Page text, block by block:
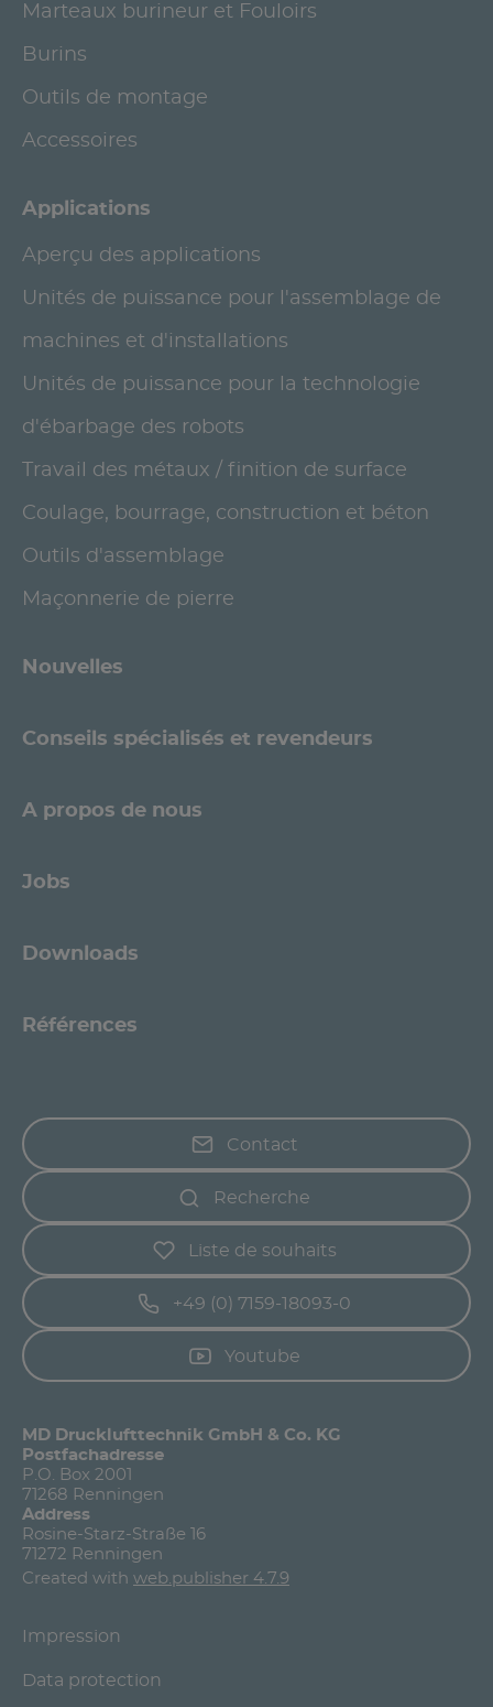
Marteaux burineur et Fouloirs
Burins
Outils de montage
Accessoires
Applications
Aperçu des applications
Unités de puissance pour l'assemblage de
machines et d'installations
Unités de puissance pour la technologie
d'ébarbage des robots
Travail des métaux / finition de surface
Coulage, bourrage, construction et béton
Outils d'assemblage
Maçonnerie de pierre
Nouvelles
Conseils spécialisés et revendeurs
A propos de nous
Jobs
Downloads
Références
Contact
Recherche
Liste de souhaits
+49 (0) 7159-18093-0
Youtube
MD Drucklufttechnik GmbH & Co. KG
Postfachadresse
P.O. Box 2001
71268 Renningen
Address
Rosine-Starz-Straße 16
71272 Renningen
Created with web.publisher 4.7.9
Impression
Data protection